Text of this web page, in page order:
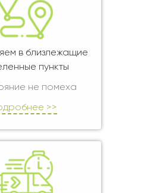
в близлежащие
пункты
не помеха
>>